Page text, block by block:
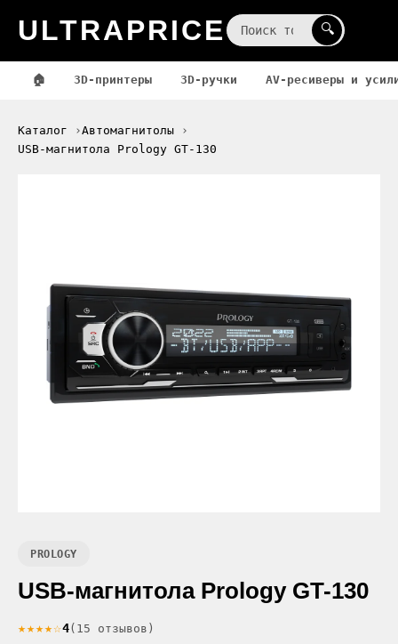
ULTRAPRICE 🔍
🏠 3D-принтеры 3D-ручки AV-ресиверы и
Каталог
Автомагнитолы
USB-магнитола Prology GT-130
PROLOGY
USB-магнитола Prology GT-130
★★★★☆4(15 отзывов)